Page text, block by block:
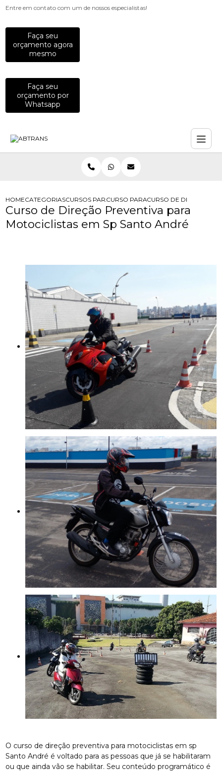
Entre em contato com um de nossos especialistas!
Faça seu
orçamento agora
mesmo
Faça seu
orçamento por
Whatsapp
HOMECATEGORIASCURSOS PARA MOTOCICLISTAS
CURSO PARA MOTOCICLISTAS
CURSO DE DIRECAO
Curso de Direção Preventiva para
Motociclistas em Sp Santo André
O curso de direção preventiva para motociclistas em sp
Santo André é voltado para as pessoas que já se habilitaram
ou que ainda vão se habilitar. Seu conteúdo programático é